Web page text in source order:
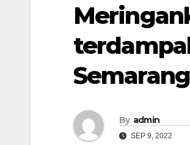
By admin
SEP 9, 2022